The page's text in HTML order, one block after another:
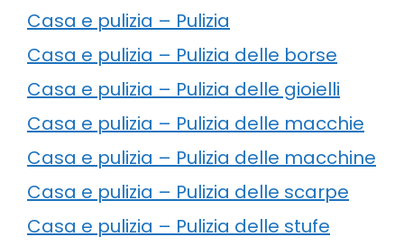
Casa e pulizia – Pulizia
Casa e pulizia – Pulizia delle borse
Casa e pulizia – Pulizia delle gioielli
Casa e pulizia – Pulizia delle macchie
Casa e pulizia – Pulizia delle macchine
Casa e pulizia – Pulizia delle scarpe
Casa e pulizia – Pulizia delle stufe